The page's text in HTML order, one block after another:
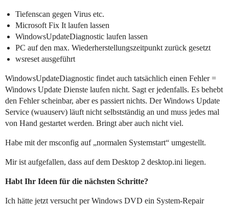
Tiefenscan gegen Virus etc.
Microsoft Fix It laufen lassen
WindowsUpdateDiagnostic laufen lassen
PC auf den max. Wiederherstellungszeitpunkt zurück gesetzt
wsreset ausgeführt
WindowsUpdateDiagnostic findet auch tatsächlich einen Fehler =
Windows Update Dienste laufen nicht. Sagt er jedenfalls. Es behebt
den Fehler scheinbar, aber es passiert nichts. Der Windows Update
Service (wuauserv) läuft nicht selbstständig an und muss jedes mal
von Hand gestartet werden. Bringt aber auch nicht viel.
Habe mit der msconfig auf „normalen Systemstart“ umgestellt.
Mir ist aufgefallen, dass auf dem Desktop 2 desktop.ini liegen.
Habt Ihr Ideen für die nächsten Schritte?
Ich hätte jetzt versucht per Windows DVD ein System-Repair